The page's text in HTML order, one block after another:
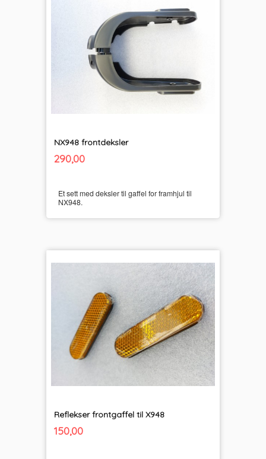
NX948 frontdeksler
Pris
290,00mva.
Et sett med deksler til gaffel for framhjul til
NX948.
Reflekser frontgaffel til X948
Pris
150,00mva.